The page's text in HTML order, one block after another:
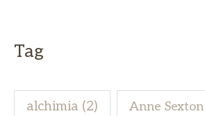
Tag
alchimia (2) Anne Sexton